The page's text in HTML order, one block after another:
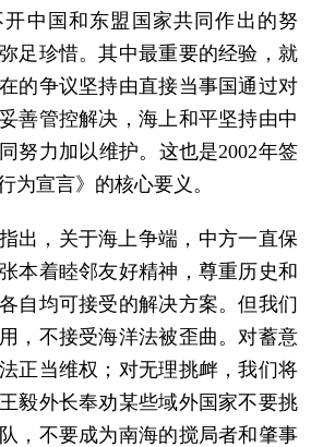
中国和东盟国家共同作出的努
足珍惜。其中最重要的经验，就
的争议坚持由直接当事国通过对
善管控解决，海上和平坚持由中
努力加以维护。这也是2002年签
为宣言》的核心要义。
出，关于海上争端，中方一直保
本着睦邻友好精神，尊重历史和
自均可接受的解决方案。但我们
，不接受海洋法被歪曲。对蓄意
正当维权；对无理挑衅，我们将
毅外长奉劝某些域外国家不要挑
，不要成为南海的搅局者和肇事